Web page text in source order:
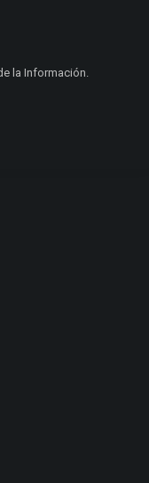
la Información.